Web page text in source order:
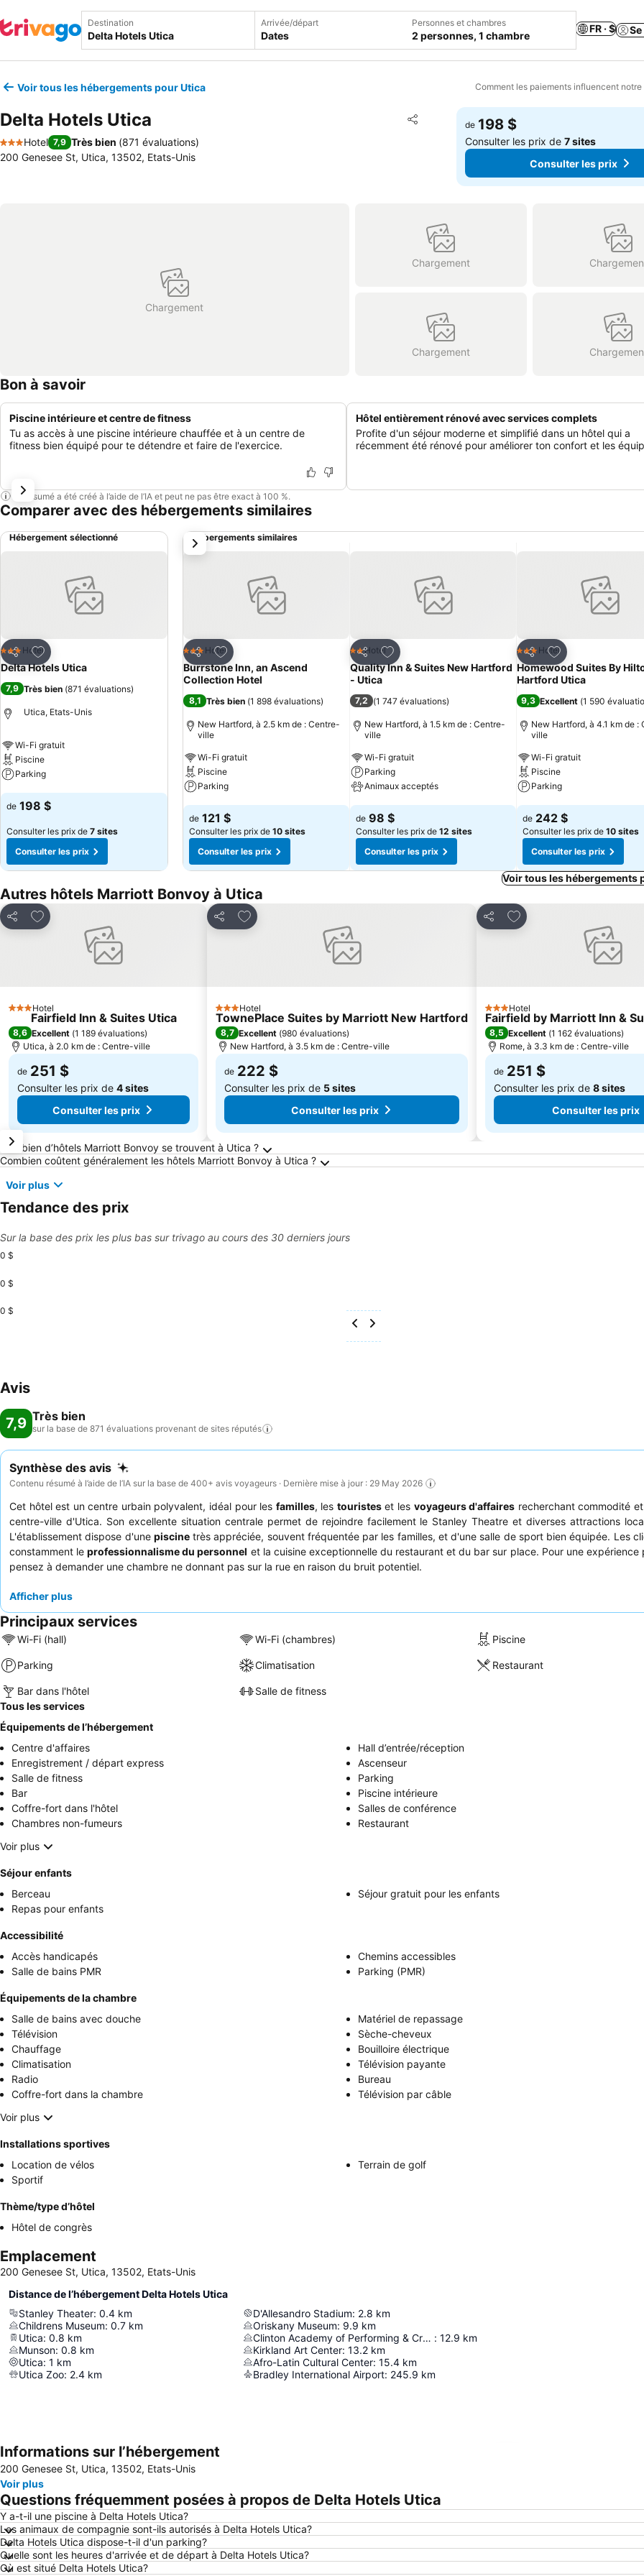
Destination Arrivée/départ
Dates
Personnes et chambres
2 personnes, 1 chambre
FR · $
Voir tous les hébergements pour Utica Comment les paiements influencent
Delta Hotels Utica Partager
Ajouter à mes favoris
3 Étoiles
Hotel 7,9 Très bien (871 évaluations)
200 Genesee St, Utica, 13502, Etats-Unis
de 198 $
Consulter les prix de7 sites
Consulter les prix
Chargement
Chargement
Chargement
Bon à savoir
Piscine intérieure et centre de fitness
Tu as accès à une piscine intérieure chauffée et à un centre de
fitness bien équipé pour te détendre et faire de l'exercice.
Hôtel entièrement rénové avec services complets
Profite d'un séjour moderne et simplifié dans un hôtel qui a
récemment été rénové pour améliorer ton confort et les
Ce résumé a été créé à l’aide de l’IA et peut ne pas être exact à 100 %.
Comparer avec des hébergements similaires
Hébergement sélectionné
Partager
Ajouter à mes favoris
3 ÉtoilesHotel
Delta Hotels Utica
7,9 Très bien (871 évaluations)
Utica, Etats-Unis
Wi-Fi gratuit
Piscine
Parking
Consulter les prix
de 198 $
Consulter les prix de 7 sites
Consulter les prix
Hébergements similaires
Partager
Ajouter à mes favoris
3 ÉtoilesHotel
Burrstone Inn, an Ascend
Collection Hotel
8,1 Très bien (1 898 évaluations)
New Hartford, à 2.5 km de : Centre-
ville
Wi-Fi gratuit
Piscine
Parking
Consulter les prix
de 121 $
Consulter les prix de 10 sites
Consulter les prix
Partager
Ajouter à mes favoris
2 Étoiles
Hotel
Quality Inn & Suites New Hartford
- Utica
7,2 (1 747 évaluations)
New Hartford, à 1.5 km de : Centre-
ville
Wi-Fi gratuit
Parking
Animaux acceptés
Consulter les prix
de 98 $
Consulter les prix de 12 sites
Consulter les prix
Partager
Ajouter à mes
3 ÉtoilesHotel
Homewood Suites By
Hartford Utica
9,3 Excellent (1 590
New Hartford, à 4.1 km de :
ville
Wi-Fi gratuit
Piscine
Parking
Consulter les prix
de 242 $
Consulter les prix de 10 sites
Consulter les prix
suivant
Voir tous les hébergements
Autres hôtels Marriott Bonvoy à Utica
Partager
Ajouter à mes favoris
3 Étoiles
Hotel
Fairfield Inn & Suites Utica
8,6 Excellent (1 189 évaluations)
Utica, à 2.0 km de : Centre-ville
de 251 $
Consulter les prix de 4 sites
Consulter les prix
Partager
Ajouter à mes favoris
3 Étoiles
Hotel
TownePlace Suites by Marriott New Hartford
8,7 Excellent (980 évaluations)
New Hartford, à 3.5 km de : Centre-ville
de 222 $
Consulter les prix de 5 sites
Consulter les prix
Partager
Ajouter à mes favoris
3 Étoiles
Hotel
Fairfield by Marriott Inn &
8,5 Excellent (1 162 évaluations)
Rome, à 3.3 km de : Centre-ville
de 251 $
Consulter les prix de 8 sites
Consulter les prix
Questions fréquemment posées au sujet de Utica
Combien d’hôtels Marriott Bonvoy se trouvent à Utica ?
Combien coûtent généralement les hôtels Marriott Bonvoy à Utica ?
Voir plus
Tendance des prix
Sur la base des prix les plus bas sur trivago au cours des 30 derniers jours
0 $
0 $
0 $
Avis
7,9 Très bien
sur la base de 871 évaluations provenant de sites réputés
Synthèse des avis
Contenu résumé à l’aide de l’IA sur la base de 400+ avis voyageurs · Dernière mise à jour : 29 May 2026
Cet hôtel est un centre urbain polyvalent, idéal pour les familles, les touristeset les voyageurs d'affaires recherchant commodité
centre-ville d'Utica. Son excellente situation centrale permet de rejoindre facilement le Stanley Theatre et diverses attractions
L'établissement dispose d'une piscinetrès appréciée, souvent fréquentée par les familles, et d'une salle de sport bien équipée. Les
constamment leprofessionnalisme du personnel et la cuisine exceptionnelle du restaurant et du bar sur place. Pour une expérience
pensez à demander une chambre ne donnant pas sur la rue en raison du bruit potentiel.
Afficher plus
Principaux services
Wi-Fi (hall) Wi-Fi (chambres) Piscine
Parking Climatisation Restaurant
Bar dans l'hôtel
Salle de fitness
Tous les services
Équipements de l’hébergement
Centre d'affaires
Hall d’entrée/réception
Enregistrement / départ express
Ascenseur
Salle de fitness
Parking
Bar
Piscine intérieure
Coffre-fort dans l'hôtel
Salles de conférence
Chambres non-fumeurs
Restaurant
Voir plus
Séjour enfants
Berceau
Séjour gratuit pour les enfants
Repas pour enfants
Accessibilité
Accès handicapés
Chemins accessibles
Salle de bains PMR
Parking (PMR)
Équipements de la chambre
Salle de bains avec douche
Matériel de repassage
Télévision
Sèche-cheveux
Chauffage
Bouilloire électrique
Climatisation
Télévision payante
Radio
Bureau
Coffre-fort dans la chambre
Télévision par câble
Voir plus
Installations sportives
Location de vélos
Terrain de golf
Sportif
Thème/type d’hôtel
Hôtel de congrès
Emplacement
200 Genesee St, Utica, 13502, Etats-Unis
Distance de l’hébergement Delta Hotels Utica
Stanley Theater: 0.4 km
Childrens Museum: 0.7 km
Utica: 0.8 km
Munson: 0.8 km
Utica: 1 km
Utica Zoo: 2.4 km
D'Allesandro Stadium: 2.8 km
Oriskany Museum: 9.9 km
Clinton Academy of Performing & Creative Arts : 12.9 km
Kirkland Art Center: 13.2 km
Afro-Latin Cultural Center: 15.4 km
Bradley International Airport: 245.9 km
Informations sur l’hébergement
200 Genesee St, Utica, 13502, Etats-Unis
Voir plus
Questions fréquemment posées à propos de Delta Hotels Utica
Y a-t-il une piscine à Delta Hotels Utica?
Les animaux de compagnie sont-ils autorisés à Delta Hotels Utica?
Delta Hotels Utica dispose-t-il d'un parking?
Quelle sont les heures d'arrivée et de départ à Delta Hotels Utica?
Où est situé Delta Hotels Utica?